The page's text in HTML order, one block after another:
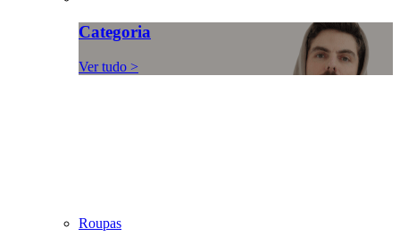
Categoria
Ver tudo >
Roupas